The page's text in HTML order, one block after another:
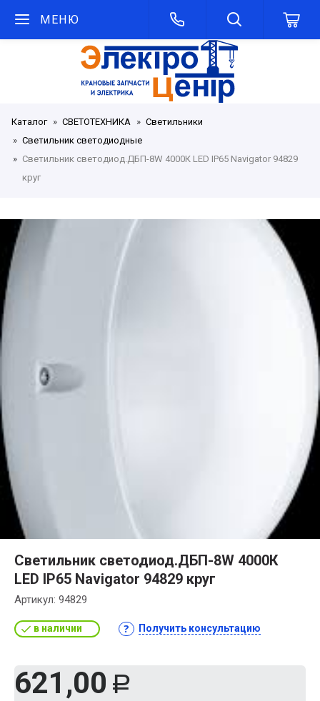
МЕНЮ
Каталог СВЕТОТЕХНИКА
Светильники
Светильник светодиодные
Светильник светодиод.ДБП-8W 4000К LED IP65 Navigator 94829
круг
Светильник светодиод.ДБП-8W 4000К
LED IP65 Navigator 94829 круг
Артикул: 94829
в наличии Получить консультацию
621,00 Р